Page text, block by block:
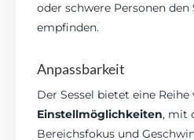
oder schwere Personen den
empfinden.
Anpassbarkeit
Der Sessel bietet eine Reihe
Einstellmöglichkeiten, mit
Bereichsfokus und